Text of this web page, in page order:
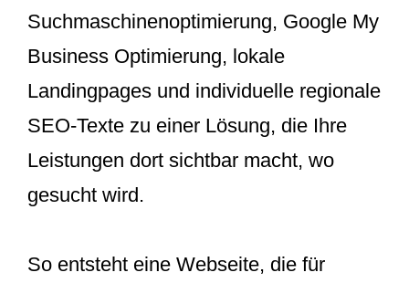
Suchmaschinenoptimierung, Google My
Business Optimierung, lokale
Landingpages und individuelle regionale
SEO-Texte zu einer Lösung, die Ihre
Leistungen dort sichtbar macht, wo
gesucht wird.
So entsteht eine Webseite, die für